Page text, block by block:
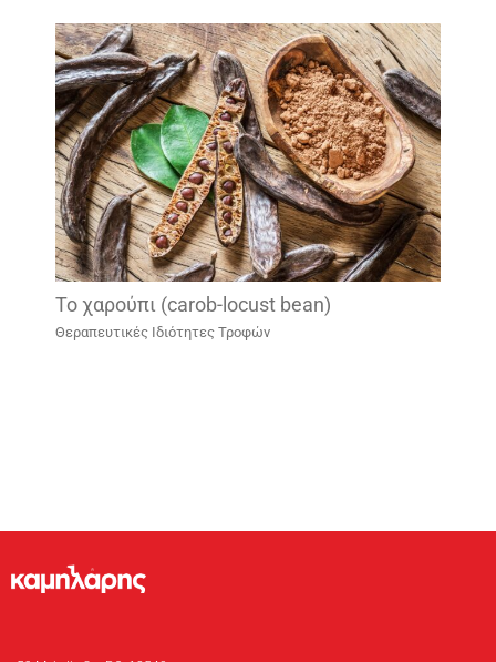
Το χαρούπι (carob-locust bean)
Θεραπευτικές Ιδιότητες Τροφών